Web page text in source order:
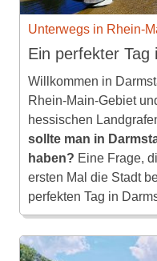
Unterwegs in Rhein-
Ein perfekter Tag
Willkommen in
Rhein-Main-Gebiet
hessischen
sollte man in
haben? Eine Frage,
ersten Mal die Stadt
perfekten Tag in